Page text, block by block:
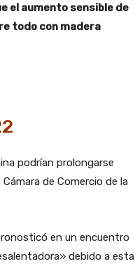
el aumento sensible de
todo con madera
podrían prolongarse
de Comercio de la
en un encuentro
debido a esta